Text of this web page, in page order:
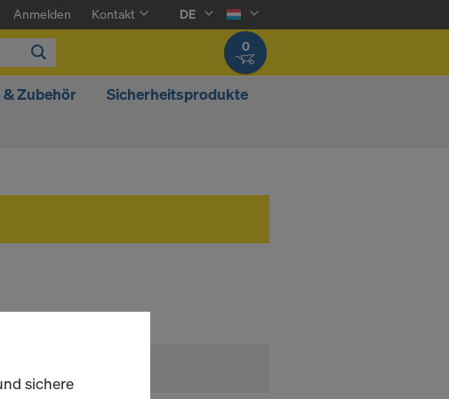
Anmelden Kontakt
DE
0
Zubehör
Sicherheitsprodukte
sichere